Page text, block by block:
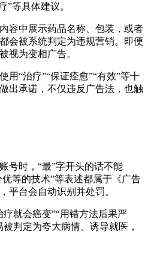
”等具体建议。
容中展示药品名称、包装，或者
会被系统判定为违规营销。即便
视为变相广告。
用“治疗”“保证痊愈”“有效”等十
出承诺，不仅违反广告法，也触
号时， “最”字开头的话不能
优等的技术”等表述都属于《广告
平台会自动识别并处罚。
疗就会癌变”“用错方法后果严
判定为夸大病情、诱导就医，